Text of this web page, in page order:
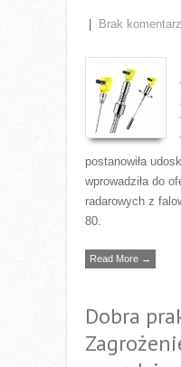
Brak
postanowiła
wprowadziła do
radarowych z
80.
Read More →
Dobra